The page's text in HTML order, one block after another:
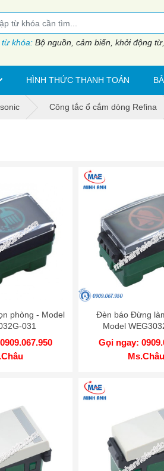
từ khóa: Bộ nguồn, cảm biến, khởi động
HÌNH THỨC THANH TOÁN
Công tắc ổ cắm dòng Refina
phòng - Model
031
Đèn báo Đừng
Model
Gọi ngay:
Ms.Châu